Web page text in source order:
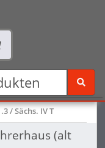
/ Sächs. IV T
(alt